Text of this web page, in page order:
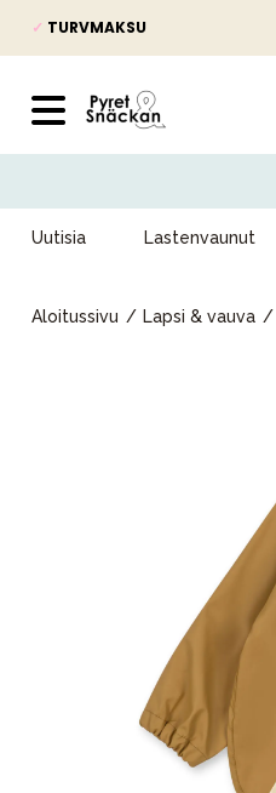
✓ TURVMAKSU
Uutisia Lastenvaunut
Aloitussivu Lapsi & vauva